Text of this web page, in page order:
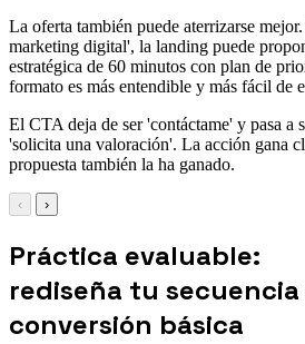
La oferta también puede aterrizarse
marketing digital', la landing puede
estratégica de 60 minutos con plan de
formato es más entendible y más fácil de
El CTA deja de ser 'contáctame' y pasa a
'solicita una valoración'. La acción gana
propuesta también la ha ganado.
‹ ›
Práctica evaluable:
rediseña tu secuencia
conversión básica